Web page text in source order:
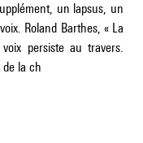
un lapsus, un
Roland Barthes, « La
persiste au travers.
de la ch